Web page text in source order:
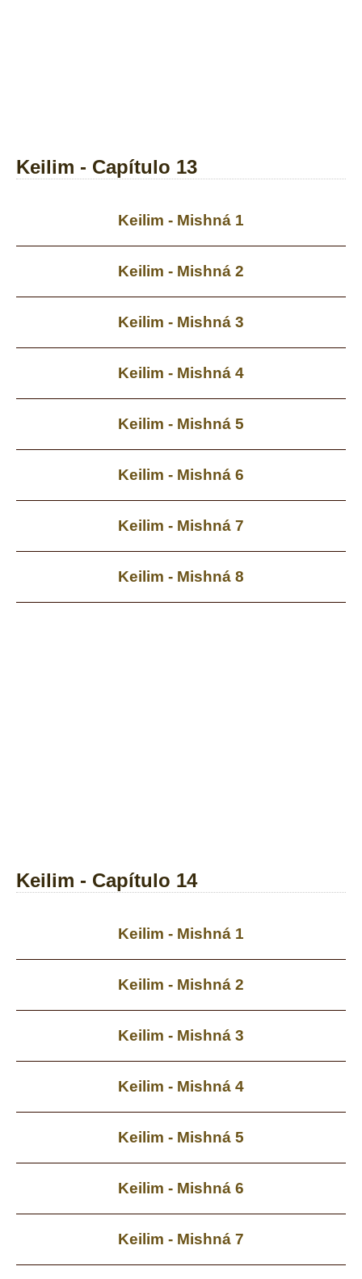
Keilim - Capítulo 13
Keilim - Mishná 1
Keilim - Mishná 2
Keilim - Mishná 3
Keilim - Mishná 4
Keilim - Mishná 5
Keilim - Mishná 6
Keilim - Mishná 7
Keilim - Mishná 8
Keilim - Capítulo 14
Keilim - Mishná 1
Keilim - Mishná 2
Keilim - Mishná 3
Keilim - Mishná 4
Keilim - Mishná 5
Keilim - Mishná 6
Keilim - Mishná 7